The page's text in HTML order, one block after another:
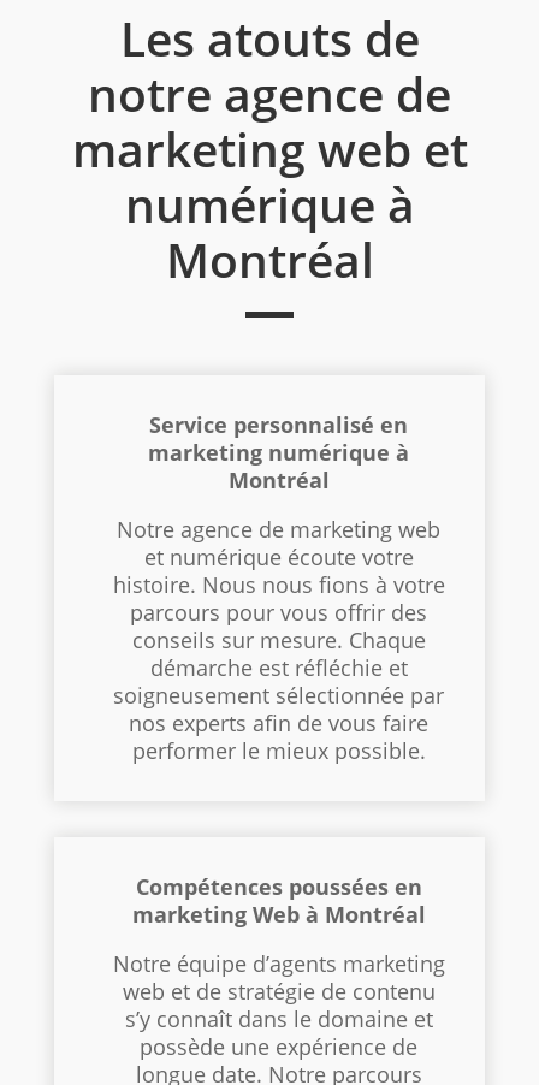
Les atouts de
notre agence de
marketing web et
numérique à
Montréal
Service personnalisé en
marketing numérique à
Montréal
Notre agence de marketing web
et numérique écoute votre
histoire. Nous nous fions à votre
parcours pour vous offrir des
conseils sur mesure. Chaque
démarche est réfléchie et
soigneusement sélectionnée par
nos experts afin de vous faire
performer le mieux possible.
Compétences poussées en
marketing Web à Montréal
Notre équipe d’agents marketing
web et de stratégie de contenu
s’y connaît dans le domaine et
possède une expérience de
longue date. Notre parcours